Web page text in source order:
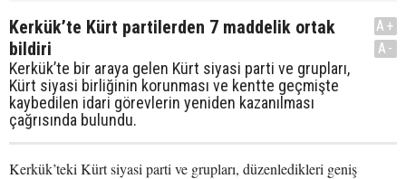
Kerkük’te Kürt partilerden 7 maddelik ortak
bildiri
Kerkük’te bir araya gelen Kürt siyasi parti ve grupları,
Kürt siyasi birliğinin korunması ve kentte geçmişte
kaybedilen idari görevlerin yeniden kazanılması
çağrısında bulundu.
A+
A-
Kerkük’teki Kürt siyasi parti ve grupları, düzenledikleri geniş